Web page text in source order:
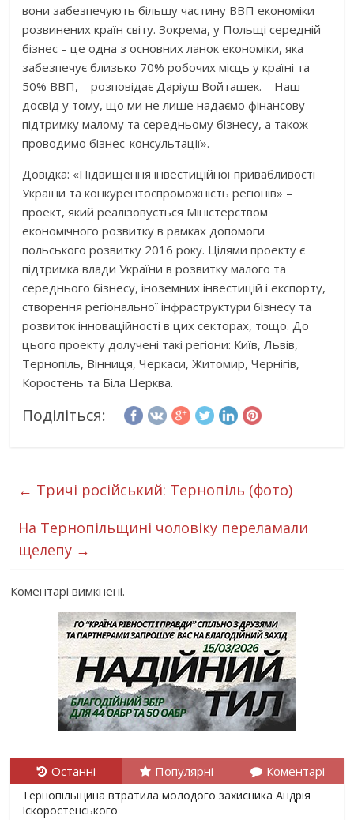
вони забезпечують більшу частину ВВП економіки
розвинених країн світу. Зокрема, у Польщі середній
бізнес – це одна з основних ланок економіки, яка
забезпечує близько 70% робочих місць у країні та
50% ВВП, – розповідає Даріуш Войташек. – Наш
досвід у тому, що ми не лише надаємо фінансову
підтримку малому та середньому бізнесу, а також
проводимо бізнес-консультації».
Довідка: «Підвищення інвестиційної привабливості
України та конкурентоспроможність регіонів» –
проект, який реалізовується Міністерством
економічного розвитку в рамках допомоги
польського розвитку 2016 року. Цілями проекту є
підтримка влади України в розвитку малого та
середнього бізнесу, іноземних інвестицій і експорту,
створення регіональної інфраструктури бізнесу та
розвиток інноваційності в цих секторах, тощо. До
цього проекту долучені такі регіони: Київ, Львів,
Тернопіль, Вінниця, Черкаси, Житомир, Чернігів,
Коростень та Біла Церква.
Поділіться:
← Тричі російський: Тернопіль (фото)
На Тернопільщині чоловіку переламали
щелепу →
Коментарі вимкнені.
Останні Популярні Коментарі
Тернопільщина втратила молодого захисника Андрія
Іскоростенського